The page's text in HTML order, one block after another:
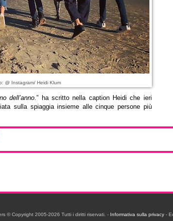
@ Instagram/ Heidi Klum
dell’anno.” ha scritto nella caption Heidi che ieri
sulla spiaggia insieme alle cinque persone più
© Copyright 2005-2026 Tutti i diritti riservati. - Informativa sulla privacy-